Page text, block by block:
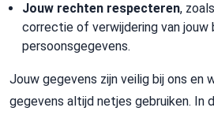
Jouw rechten respecteren,
correctie of verwijdering van jouw
persoonsgegevens.
Jouw gegevens zijn veilig bij ons en
gegevens altijd netjes gebruiken. In